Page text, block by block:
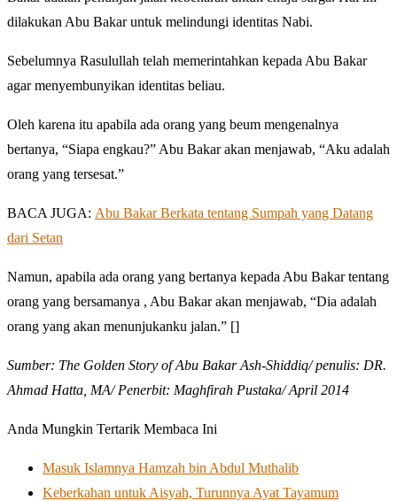
dilakukan Abu Bakar untuk melindungi identitas Nabi.
Sebelumnya Rasulullah telah memerintahkan kepada Abu Bakar
agar menyembunyikan identitas beliau.
Oleh karena itu apabila ada orang yang beum mengenalnya
bertanya, “Siapa engkau?” Abu Bakar akan menjawab, “Aku adalah
orang yang tersesat.”
BACA JUGA: Abu Bakar Berkata tentang Sumpah yang Datang
dari Setan
Namun, apabila ada orang yang bertanya kepada Abu Bakar tentang
orang yang bersamanya , Abu Bakar akan menjawab, “Dia adalah
orang yang akan menunjukanku jalan.” []
Sumber: The Golden Story of Abu Bakar Ash-Shiddiq/ penulis: DR.
Ahmad Hatta, MA/ Penerbit: Maghfirah Pustaka/ April 2014
Anda Mungkin Tertarik Membaca Ini
Masuk Islamnya Hamzah bin Abdul Muthalib
Keberkahan untuk Aisyah, Turunnya Ayat Tayamum